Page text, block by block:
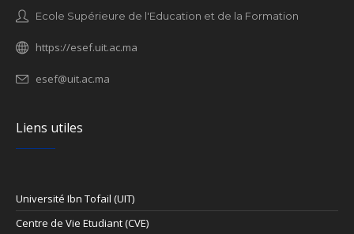
Ecole Supérieure de l'Education et de la Formation
https://esef.uit.ac.ma
esef@uit.ac.ma
Liens utiles
Université Ibn Tofail (UIT)
Centre de Vie Etudiant (CVE)